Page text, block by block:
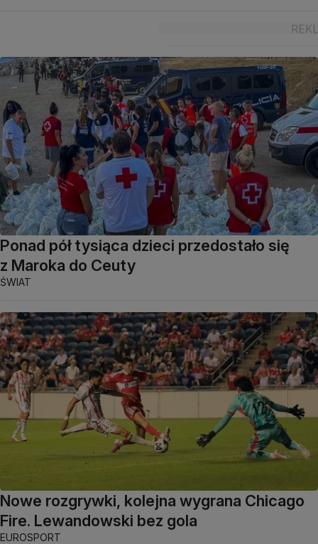
Ponad pół tysiąca dzieci przedostało się
z Maroka do Ceuty
ŚWIAT
Nowe rozgrywki, kolejna wygrana Chicago
Fire. Lewandowski bez gola
EUROSPORT